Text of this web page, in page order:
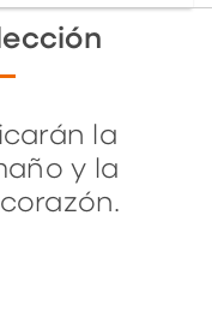
la
y la